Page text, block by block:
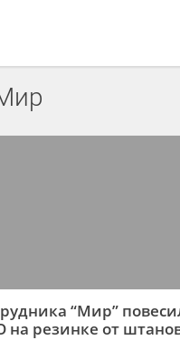
“Мир”
на резинке от